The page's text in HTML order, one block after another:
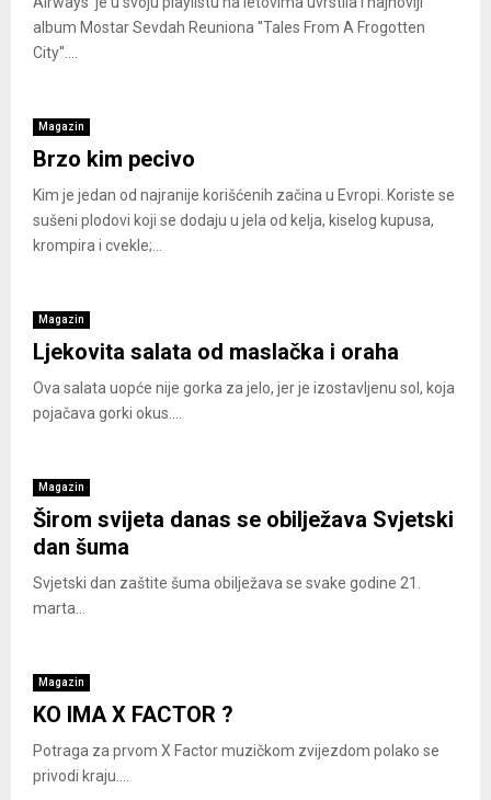
album Mostar Sevdah Reuniona ''Tales From A Frogotten
City''....
Magazin
Brzo kim pecivo
Kim je jedan od najranije korišćenih začina u Evropi. Koriste se
sušeni plodovi koji se dodaju u jela od kelja, kiselog kupusa,
krompira i cvekle;...
Magazin
Ljekovita salata od maslačka i oraha
Ova salata uopće nije gorka za jelo, jer je izostavljenu sol, koja
pojačava gorki okus....
Magazin
Širom svijeta danas se obilježava Svjetski
dan šuma
Svjetski dan zaštite šuma obilježava se svake godine 21.
marta...
Magazin
KO IMA X FACTOR ?
Potraga za prvom X Factor muzičkom zvijezdom polako se
privodi kraju....